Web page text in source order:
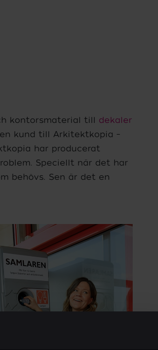
kontorsmaterial till dekaler
kund till Arkitektkopia –
har producerat
Speciellt när det har
behövs. Sen är det en